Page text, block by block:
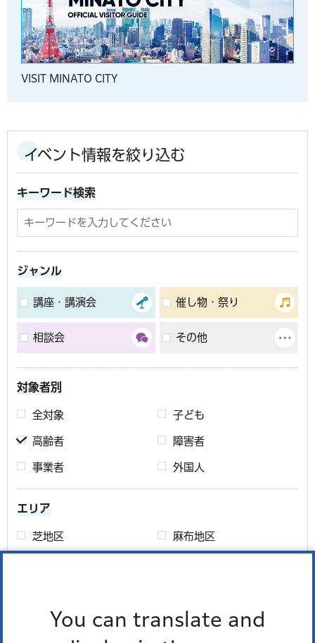
You can translate and
VISIT MINATO CITY
イベント情報を絞り込む
キーワード検索
ジャンル
講座・講演会 催し物・祭り
相談会 その他
対象者別
全対象 子ども
高齢者 障害者
事業者 外国人
エリア
芝地区 麻布地区